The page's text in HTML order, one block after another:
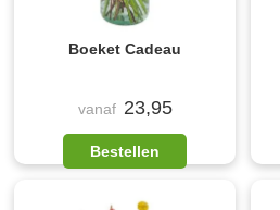
Boeket Cadeau
vanaf 23,95
Bestellen